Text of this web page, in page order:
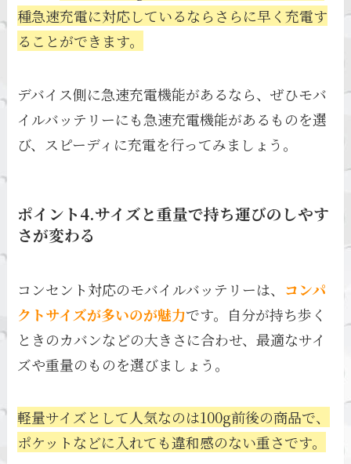
種急速充電に対応しているならさらに早く充電す
ることができます。
デバイス側に急速充電機能があるなら、ぜひモバ
イルバッテリーにも急速充電機能があるものを選
び、スピーディに充電を行ってみましょう。
ポイント4.サイズと重量で持ち運びのしやす
さが変わる
コンセント対応のモバイルバッテリーは、 コンパ
クトサイズが多いのが魅力です。自分が持ち歩く
ときのカバンなどの大きさに合わせ、最適なサイ
ズや重量のものを選びましょう。
軽量サイズとして人気なのは100g前後の商品で、
ポケットなどに入れても違和感のない重さです。